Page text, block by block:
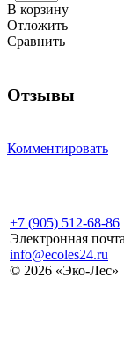
В корзину
Отложить
Сравнить
Отзывы
Комментировать
+7 (905) 512-68-86
Электронная
info@ecoles24.ru
© 2026 «Эко-Лес»